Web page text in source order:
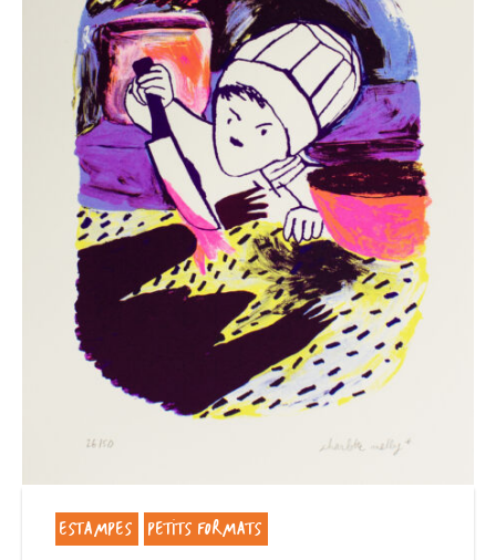
ESTAMPES PETITS FORMATS